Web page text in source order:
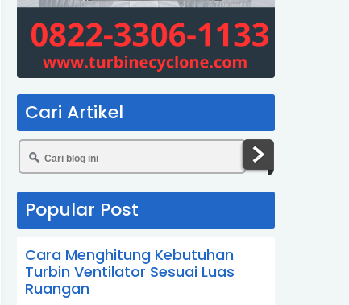
Cari Artikel
Popular Post
Cara Menghitung Kebutuhan
Turbin Ventilator Sesuai Luas
Ruangan